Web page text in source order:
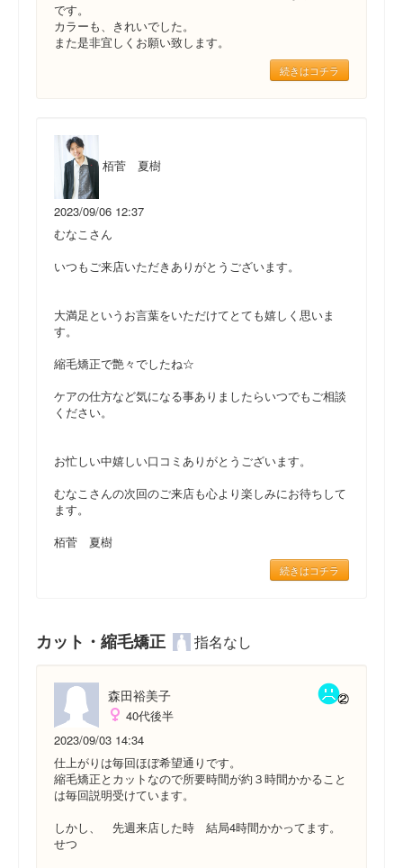
です。
カラーも、きれいでした。
また是非宜しくお願い致します。
続きはコチラ
栢菅 夏樹
2023/09/06 12:37
むなこさん
いつもご来店いただきありがとうございます。
大満足というお言葉をいただけてとても嬉しく思いま
す。
縮毛矯正で艶々でしたね☆
ケアの仕方など気になる事ありましたらいつでもご相談
ください。
お忙しい中嬉しい口コミありがとうございます。
むなこさんの次回のご来店も心より楽しみにお待ちして
ます。
栢菅 夏樹
続きはコチラ
カット・縮毛矯正 指名なし
森田裕美子
40代後半
2023/09/03 14:34
仕上がりは毎回ほぼ希望通りです。
縮毛矯正とカットなので所要時間が約３時間かかること
は毎回説明受けています。
しかし、 先週来店した時 結局4時間かかってます。
せつ